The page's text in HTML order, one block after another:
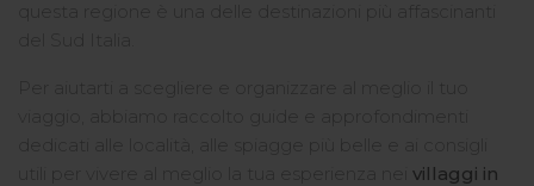
villaggi in